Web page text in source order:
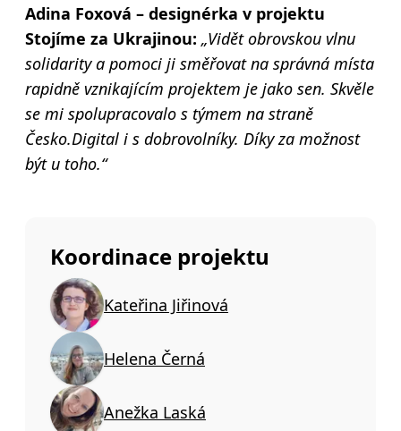
Adina Foxová – designérka v projektu
Stojíme za Ukrajinou: „Vidět obrovskou vlnu
solidarity a pomoci ji směřovat na správná místa
rapidně vznikajícím projektem je jako sen. Skvěle
se mi spolupracovalo s týmem na straně
Česko.Digital i s dobrovolníky. Díky za možnost
být u toho.“
Koordinace projektu
Kateřina Jiřinová
Helena Černá
Anežka Laská